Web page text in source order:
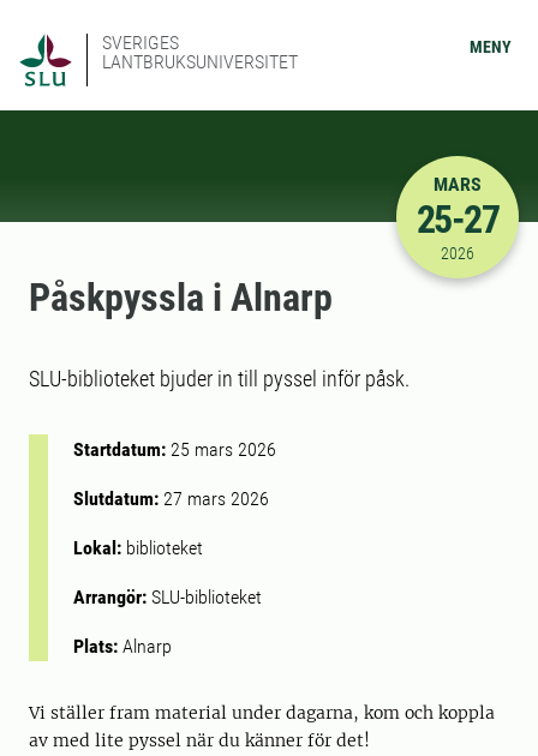
SVERIGES
LANTBRUKSUNIVERSITET
MENY
2026-03-
MARS
25-27
2026
Påskpyssla i Alnarp
SLU-biblioteket bjuder in till pyssel inför påsk.
Startdatum: 25 mars 2026
Slutdatum: 27 mars 2026
Lokal: biblioteket
Arrangör: SLU-biblioteket
Plats: Alnarp
Vi ställer fram material under dagarna, kom och koppla
av med lite pyssel när du känner för det!